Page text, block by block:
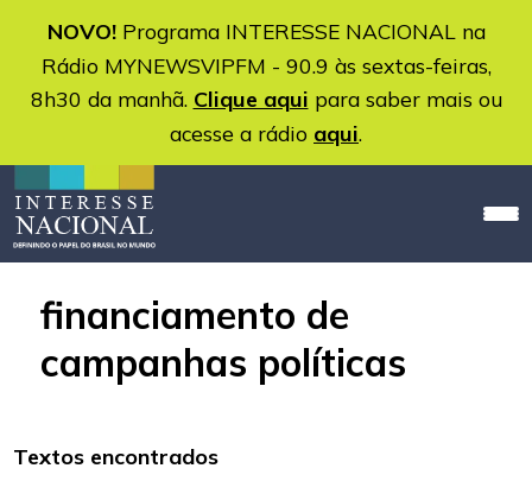
NOVO!Programa INTERESSE NACIONAL na
Rádio MYNEWSVIPFM - 90.9 às sextas-feiras,
8h30 da manhã. Clique aqui para saber mais ou
acesse a rádio aqui.
financiamento de
campanhas políticas
Textos encontrados